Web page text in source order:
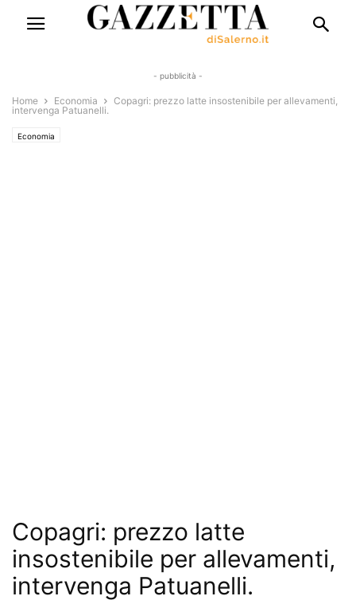
- pubblicità -
Home Economia
Copagri: prezzo latte insostenibile per allevamenti,
intervenga Patuanelli.
Economia
Copagri: prezzo latte
insostenibile per allevamenti,
intervenga Patuanelli.